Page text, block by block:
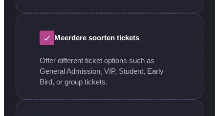
Meerdere soorten tickets
Offer different ticket options such as
General Admission, VIP, Student, Early
Bird, or group tickets.